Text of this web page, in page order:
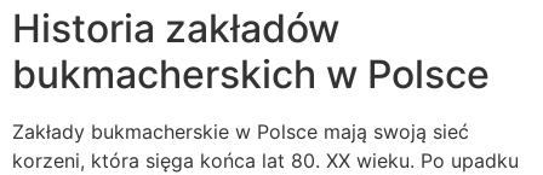
Historia zakładów
bukmacherskich w Polsce
Zakłady bukmacherskie w Polsce mają swoją sieć
korzeni, która sięga końca lat 80. XX wieku. Po upadku